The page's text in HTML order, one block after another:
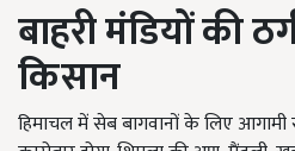
बाहरी मंडियों की
किसान
हिमाचल में सेब बागवानों के लिए